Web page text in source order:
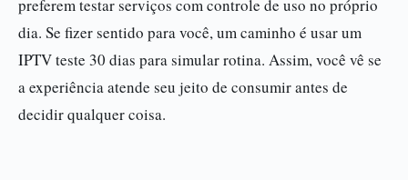
preferem testar serviços com controle de uso no próprio
dia. Se fizer sentido para você, um caminho é usar um
IPTV teste 30 dias para simular rotina. Assim, você vê se
a experiência atende seu jeito de consumir antes de
decidir qualquer coisa.